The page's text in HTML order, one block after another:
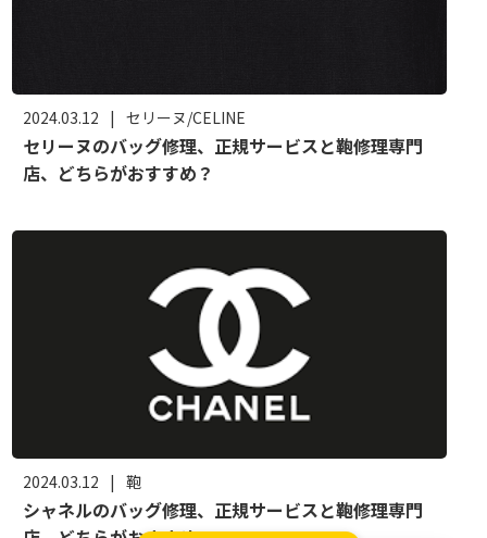
2024.03.12 | セリーヌ/CELINE
セリーヌのバッグ修理、正規サービスと鞄修理専門
店、どちらがおすすめ？
2024.03.12 | 鞄
シャネルのバッグ修理、正規サービスと鞄修理専門